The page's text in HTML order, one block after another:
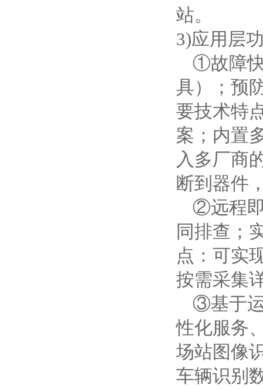
站。
3)应用层
①故障
具）；预
要技术特
案；内置
入多厂商
断到器件
②远程
同排查；
点：可实
按需采集
③基于
性化服务
场站图像
车辆识别